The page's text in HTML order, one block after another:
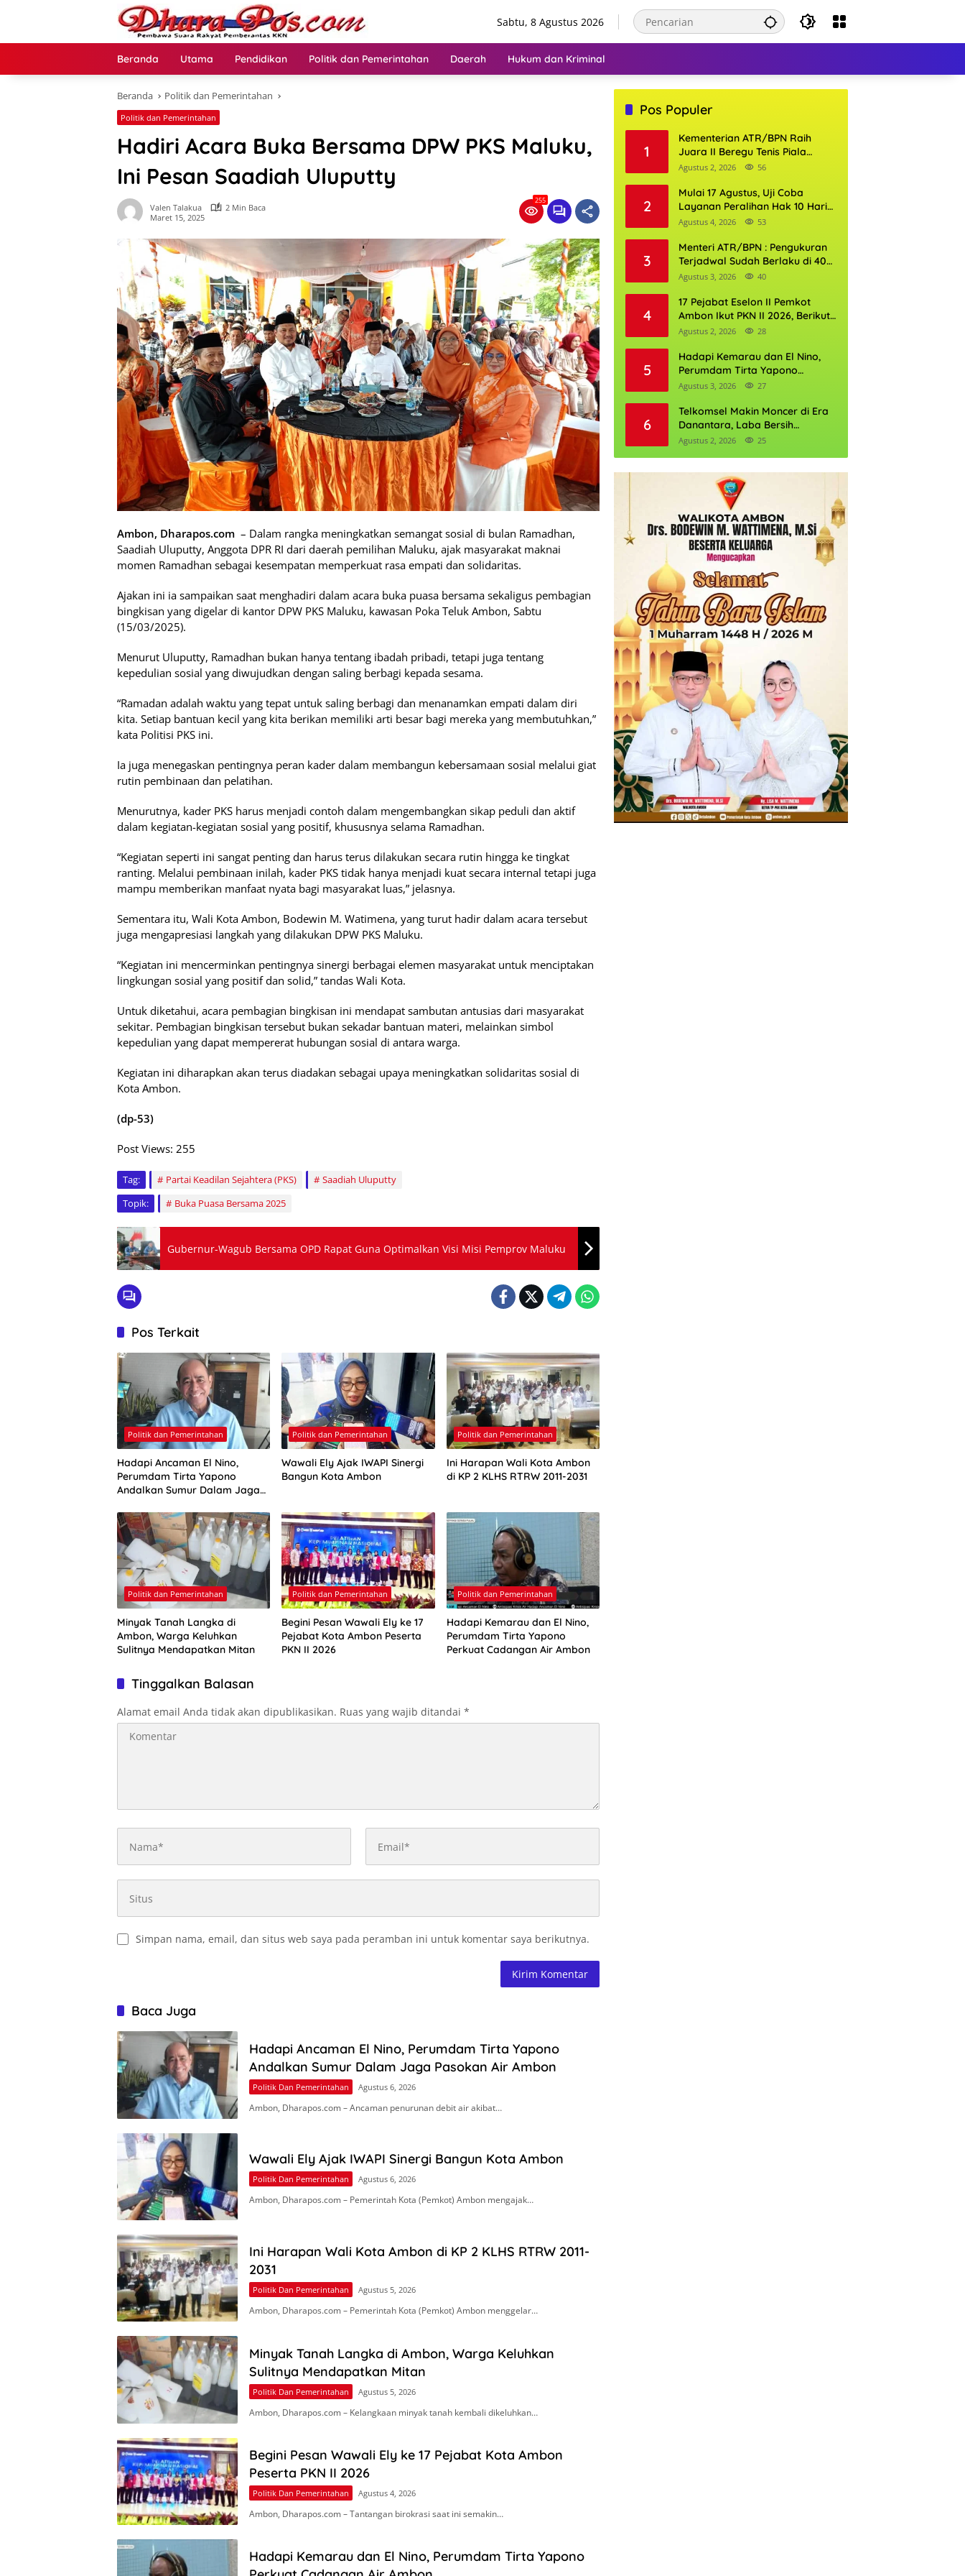
Sabtu, 8 Agustus 2026
Beranda Utama Pendidikan Politik dan Pemerintahan Daerah Hukum dan Kriminal
Beranda Politik dan Pemerintahan
Politik dan Pemerintahan
Hadiri Acara Buka Bersama DPW PKS Maluku,
Ini Pesan Saadiah Uluputty
Valen Talakua
2 Min Baca
Maret 15, 2025
255
Ambon, Dharapos.com – Dalam rangka meningkatkan semangat sosial di bulan Ramadhan,
Saadiah Uluputty, Anggota DPR RI dari daerah pemilihan Maluku, ajak masyarakat maknai
momen Ramadhan sebagai kesempatan memperkuat rasa empati dan solidaritas.
Ajakan ini ia sampaikan saat menghadiri dalam acara buka puasa bersama sekaligus pembagian
bingkisan yang digelar di kantor DPW PKS Maluku, kawasan Poka Teluk Ambon, Sabtu
(15/03/2025).
Menurut Uluputty, Ramadhan bukan hanya tentang ibadah pribadi, tetapi juga tentang
kepedulian sosial yang diwujudkan dengan saling berbagi kepada sesama.
“Ramadan adalah waktu yang tepat untuk saling berbagi dan menanamkan empati dalam diri
kita. Setiap bantuan kecil yang kita berikan memiliki arti besar bagi mereka yang membutuhkan,”
kata Politisi PKS ini.
Ia juga menegaskan pentingnya peran kader dalam membangun kebersamaan sosial melalui giat
rutin pembinaan dan pelatihan.
Menurutnya, kader PKS harus menjadi contoh dalam mengembangkan sikap peduli dan aktif
dalam kegiatan-kegiatan sosial yang positif, khususnya selama Ramadhan.
“Kegiatan seperti ini sangat penting dan harus terus dilakukan secara rutin hingga ke tingkat
ranting. Melalui pembinaan inilah, kader PKS tidak hanya menjadi kuat secara internal tetapi juga
mampu memberikan manfaat nyata bagi masyarakat luas,” jelasnya.
Sementara itu, Wali Kota Ambon, Bodewin M. Watimena, yang turut hadir dalam acara tersebut
juga mengapresiasi langkah yang dilakukan DPW PKS Maluku.
“Kegiatan ini mencerminkan pentingnya sinergi berbagai elemen masyarakat untuk menciptakan
lingkungan sosial yang positif dan solid,” tandas Wali Kota.
Untuk diketahui, acara pembagian bingkisan ini mendapat sambutan antusias dari masyarakat
sekitar. Pembagian bingkisan tersebut bukan sekadar bantuan materi, melainkan simbol
kepedulian yang dapat mempererat hubungan sosial di antara warga.
Kegiatan ini diharapkan akan terus diadakan sebagai upaya meningkatkan solidaritas sosial di
Kota Ambon.
(dp-53)
Post Views: 255
Tag: Partai Keadilan Sejahtera (PKS)
Saadiah Uluputty
Topik:
Buka Puasa Bersama 2025
Gubernur-Wagub Bersama OPD Rapat Guna Optimalkan Visi Misi Pemprov Maluku
Pos Terkait
Politik dan Pemerintahan
Hadapi Ancaman El Nino,
Perumdam Tirta Yapono
Andalkan Sumur Dalam Jaga
Politik dan Pemerintahan
Wawali Ely Ajak IWAPI Sinergi
Bangun Kota Ambon
Politik dan Pemerintahan
Ini Harapan Wali Kota Ambon
di KP 2 KLHS RTRW 2011-2031
Politik dan Pemerintahan
Minyak Tanah Langka di
Ambon, Warga Keluhkan
Sulitnya Mendapatkan Mitan
Politik dan Pemerintahan
Begini Pesan Wawali Ely ke 17
Pejabat Kota Ambon Peserta
PKN II 2026
Politik dan Pemerintahan
Hadapi Kemarau dan El Nino,
Perumdam Tirta Yapono
Perkuat Cadangan Air Ambon
Tinggalkan Balasan
Alamat email Anda tidak akan dipublikasikan. Ruas yang wajib ditandai *
Simpan nama, email, dan situs web saya pada peramban ini untuk komentar saya berikutnya.
Baca Juga
Hadapi Ancaman El Nino, Perumdam Tirta Yapono
Andalkan Sumur Dalam Jaga Pasokan Air Ambon
Politik Dan Pemerintahan Agustus 6, 2026
Ambon, Dharapos.com – Ancaman penurunan debit air akibat…
Wawali Ely Ajak IWAPI Sinergi Bangun Kota Ambon
Politik Dan Pemerintahan Agustus 6, 2026
Ambon, Dharapos.com – Pemerintah Kota (Pemkot) Ambon mengajak…
Ini Harapan Wali Kota Ambon di KP 2 KLHS RTRW 2011-
2031
Politik Dan Pemerintahan Agustus 5, 2026
Ambon, Dharapos.com – Pemerintah Kota (Pemkot) Ambon menggelar…
Minyak Tanah Langka di Ambon, Warga Keluhkan
Sulitnya Mendapatkan Mitan
Politik Dan Pemerintahan Agustus 5, 2026
Ambon, Dharapos.com – Kelangkaan minyak tanah kembali dikeluhkan…
Begini Pesan Wawali Ely ke 17 Pejabat Kota Ambon
Peserta PKN II 2026
Politik Dan Pemerintahan Agustus 4, 2026
Ambon, Dharapos.com – Tantangan birokrasi saat ini semakin…
Hadapi Kemarau dan El Nino, Perumdam Tirta Yapono
Pos Populer
1
Kementerian ATR/BPN Raih
Juara II Beregu Tenis Piala
Gubernur DKI Jakarta 2026
Agustus 2, 2026 56
2
Mulai 17 Agustus, Uji Coba
Layanan Peralihan Hak 10 Hari
di 15 Kantor Pertanahan
Agustus 4, 2026 53
3
Menteri ATR/BPN : Pengukuran
Terjadwal Sudah Berlaku di 400
Kantor Pertanahan
Agustus 3, 2026 40
4
17 Pejabat Eselon II Pemkot
Ambon Ikut PKN II 2026, Berikut
Daftarnya
Agustus 2, 2026 28
5
Hadapi Kemarau dan El Nino,
Perumdam Tirta Yapono
Perkuat Cadangan Air Ambon
Agustus 3, 2026 27
6
Telkomsel Makin Moncer di Era
Danantara, Laba Bersih
Semester I 2026 Tembus Rp10,4
Agustus 2, 2026 25